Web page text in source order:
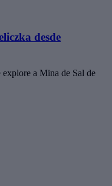
desde
explore a Mina de Sal de